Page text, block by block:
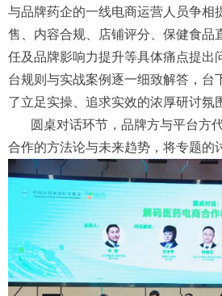
与品牌药企的一线电商运营人员争相
售、内容合规、店铺评分、保健食品
任及品牌影响力提升等具体痛点提出
台规则与实战案例逐一细致解答，台
了立足实操、追求实效的浓厚研讨氛
圆桌对话环节，品牌方与平台方
合作的方法论与未来趋势，将专题的